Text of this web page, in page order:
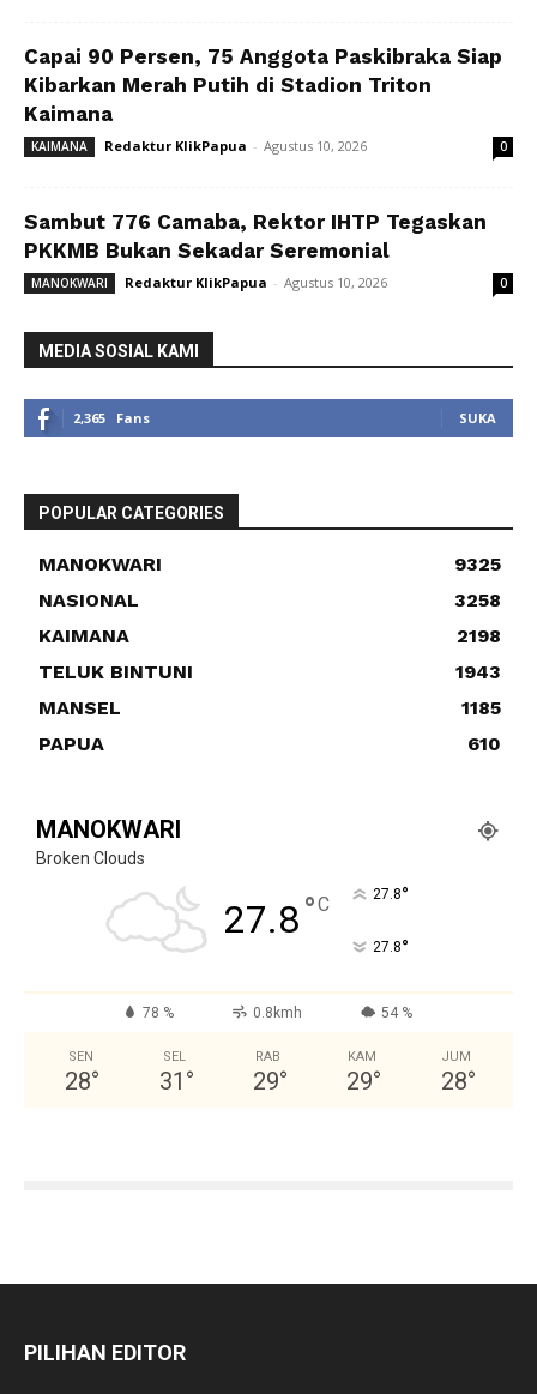
Capai 90 Persen, 75 Anggota Paskibraka Siap
Kibarkan Merah Putih di Stadion Triton
Kaimana
KAIMANA Redaktur KlikPapua - Agustus 10, 2026 0
Sambut 776 Camaba, Rektor IHTP Tegaskan
PKKMB Bukan Sekadar Seremonial
MANOKWARI Redaktur KlikPapua - Agustus 10, 2026 0
MEDIA SOSIAL KAMI
2,365 Fans SUKA
POPULAR CATEGORIES
MANOKWARI
9325
NASIONAL
3258
KAIMANA
2198
TELUK BINTUNI
1943
MANSEL
1185
PAPUA
610
MANOKWARI
Broken Clouds
27.8°C 27.8°
27.8°
78 % 0.8kmh 54 %
SEN
28°
SEL
31 °
RAB
29°
KAM
29°
JUM
28°
PILIHAN EDITOR